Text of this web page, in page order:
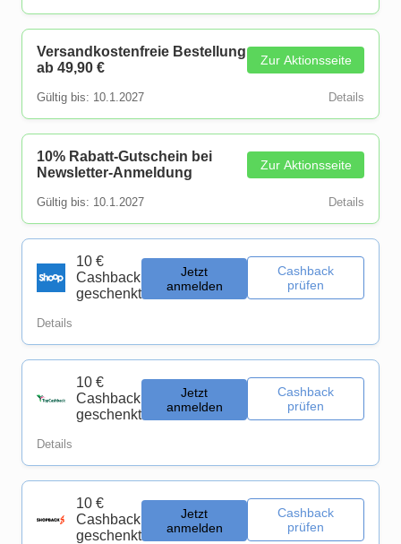
Versandkostenfreie Bestellung
ab 49,90 €
Zur Aktionsseite
Gültig bis: 10.1.2027 Details
10% Rabatt-Gutschein bei
Newsletter-Anmeldung
Zur Aktionsseite
Gültig bis: 10.1.2027 Details
10 €
Cashback
geschenkt
Jetzt
anmelden
Cashback
prüfen
Details
10 €
Cashback
geschenkt
Jetzt
anmelden
Cashback
prüfen
Details
10 €
Cashback
geschenkt
Jetzt
anmelden
Cashback
prüfen